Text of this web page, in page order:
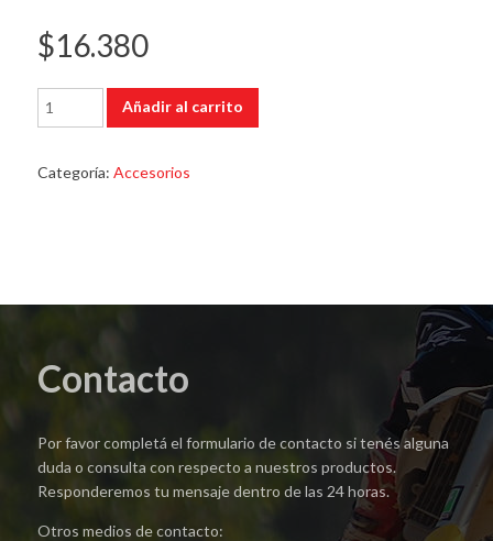
$16.380
Porta
GPS
Regulable
Añadir al carrito
Categoría: Accesorios
Contacto
Por favor completá el formulario de contacto si tenés alguna
duda o consulta con respecto a nuestros productos.
Responderemos tu mensaje dentro de las 24 horas.
Otros medios de contacto: